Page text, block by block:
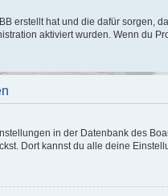
erstellt hat und die dafür
aktiviert wurden. Wenn du
in der Datenbank des
Dort kannst du alle deine